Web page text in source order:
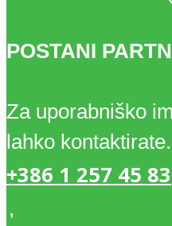
POSTANI
Za uporabniško
lahko kontaktirate.
+386 1 257 45 83
,